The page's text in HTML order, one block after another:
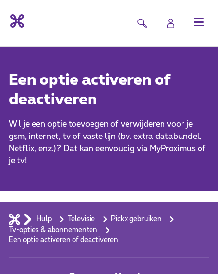
Een optie activeren of
deactiveren
Wil je een optie toevoegen of verwijderen voor je
gsm, internet, tv of vaste lijn (bv. extra databundel,
Netflix, enz.)? Dat kan eenvoudig via MyProximus of
je tv!
Hulp Televisie
Pickx gebruiken
Tv-opties & abonnementen
Een optie activeren of deactiveren